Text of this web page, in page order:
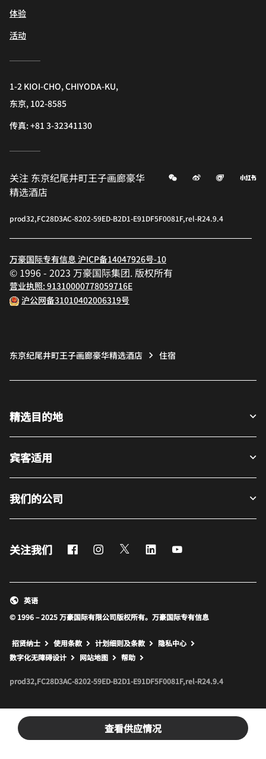
查看供应情况
体验
活动
1-2 KIOI-CHO, CHIYODA-KU,
东京, 102-8585
传真:+81 3-32341130
关注 东京纪尾井町王子画廊豪华
精选酒店
微信 微博 飞猪
prod32,FC28D3AC-8202-59ED-B2D1-E91DF5F0081F,rel-R24.9.4
万豪国际专有信息 沪ICP备14047926号-10
© 1996 - 2023 万豪国际集团. 版权所有
营业执照: 91310000778059716E
沪公网备31010402006319号
东京纪尾井町王子画廊豪华精选酒店 住宿
精选目的地
宾客适用
我们的公司
关注我们 FacebookInstagram
Twitter LinkedIn
© 1996 – 2025 万豪国际有限公司版权所有。万豪国际专有信息
英语
招贤纳士 使用条款 计划细则及条款
隐私中心
数字化无障碍设计
网站地图 打开新窗口
帮助
prod32,FC28D3AC-8202-59ED-B2D1-E91DF5F0081F,rel-R24.9.4